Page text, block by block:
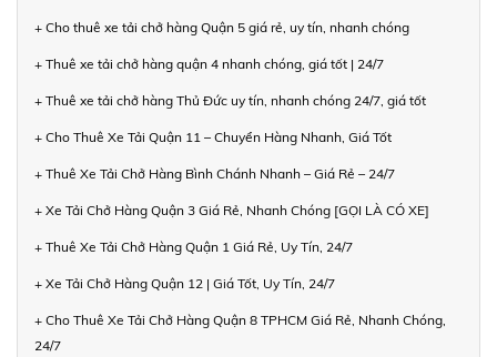
+ Cho thuê xe tải chở hàng Quận 5 giá rẻ, uy tín, nhanh chóng
+ Thuê xe tải chở hàng quận 4 nhanh chóng, giá tốt | 24/7
+ Thuê xe tải chở hàng Thủ Đức uy tín, nhanh chóng 24/7, giá tốt
+ Cho Thuê Xe Tải Quận 11 – Chuyển Hàng Nhanh, Giá Tốt
+ Thuê Xe Tải Chở Hàng Bình Chánh Nhanh – Giá Rẻ – 24/7
+ Xe Tải Chở Hàng Quận 3 Giá Rẻ, Nhanh Chóng [GỌI LÀ CÓ XE]
+ Thuê Xe Tải Chở Hàng Quận 1 Giá Rẻ, Uy Tín, 24/7
+ Xe Tải Chở Hàng Quận 12 | Giá Tốt, Uy Tín, 24/7
+ Cho Thuê Xe Tải Chở Hàng Quận 8 TPHCM Giá Rẻ, Nhanh Chóng,
24/7